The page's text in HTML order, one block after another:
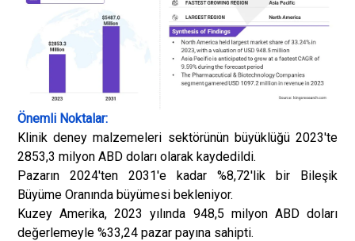
Önemli Noktalar:
Klinik deney malzemeleri sektörünün büyüklüğü 2023'te
2853,3 milyon ABD doları olarak kaydedildi.
Pazarın 2024'ten 2031'e kadar %8,72'lik bir Bileşik
Büyüme Oranında büyümesi bekleniyor.
Kuzey Amerika, 2023 yılında 948,5 milyon ABD doları
değerlemeyle %33,24 pazar payına sahipti.